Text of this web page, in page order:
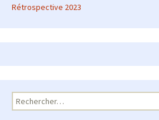
Rétrospective 2023
Rechercher :